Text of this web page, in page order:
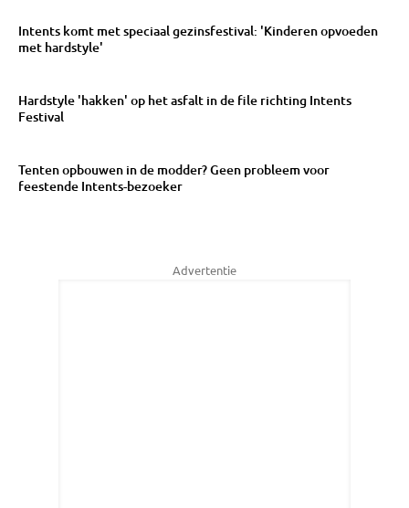
Intents komt met speciaal gezinsfestival: 'Kinderen opvoeden
met hardstyle'
Hardstyle 'hakken' op het asfalt in de file richting Intents
Festival
Tenten opbouwen in de modder? Geen probleem voor
feestende Intents-bezoeker
Advertentie